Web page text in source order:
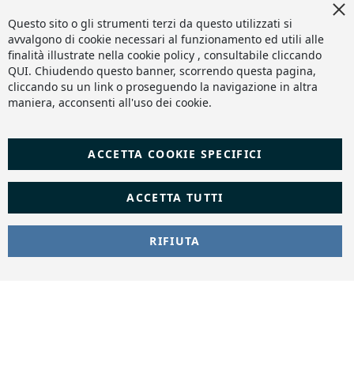
Slashto Web Design
Questo sito o gli strumenti terzi da questo utilizzati si
avvalgono di cookie necessari al funzionamento ed utili alle
finalità illustrate nella cookie policy , consultabile cliccando
QUI. Chiudendo questo banner, scorrendo questa pagina,
cliccando su un link o proseguendo la navigazione in altra
maniera, acconsenti all'uso dei cookie.
ACCETTA TUTTI
ACCETTA COOKIE SPECIFICI
RIFIUTA